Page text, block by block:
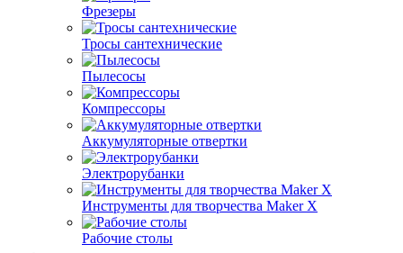
Фрезеры
Тросы сантехнические
Пылесосы
Компрессоры
Аккумуляторные отвертки
Электрорубанки
Инструменты для творчества Maker X
Рабочие столы